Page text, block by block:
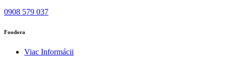
0908 579 037
Foodora
Viac Informácii